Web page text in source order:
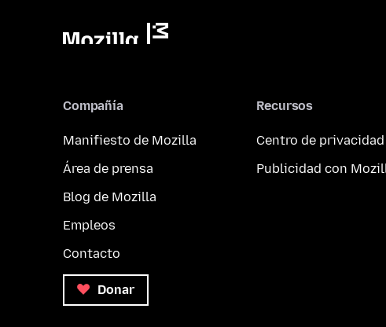
Compañía
Manifiesto de Mozilla
Área de prensa
Blog de Mozilla
Empleos
Contacto
Donar
Recursos
Centro de privacidad
Publicidad con